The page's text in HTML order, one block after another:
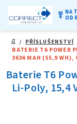
obsah
military_tech NA
OD
DOMŮ
/ PŘÍSLUŠENSTVÍ
BATERIE T6 POWER
3634 MAH (55,9 WH),
Baterie T6
Li-Poly, 15,4